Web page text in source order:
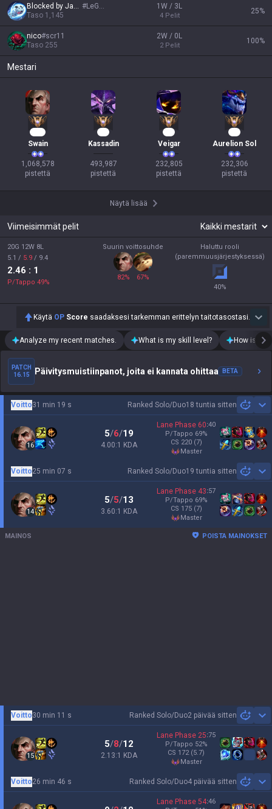
Blocked by James #LeGod
Taso 1,145
1W / 3L
4 Pelit
25%
nico#scr11
Taso 255
2W / 0L
2 Pelit
100%
Mestari
Swain
1,068,578
pistettä
Kassadin
493,987
pistettä
Veigar
232,805
pistettä
Aurelion Sol
232,306
pistettä
Näytä lisää
Viimeisimmät pelit
20G 12W 8L
5.1 / 5.9 / 9.4
2.46 : 1
P/Tappo 49%
Suurin voittosuhde
82% 67%
Haluttu rooli
(paremmuusjärjestyksessä)
40%
Käytä OP Score saadaksesi tarkemman erittelyn taitotasostasi.
Analyze my recent matches. What is my skill level? How is my
PATCH
16.15
Päivitysmuistiinpanot, joita ei kannata ohittaa BETA
Ranked Solo/Duo18 tuntia sitten
Voitto31 min 19 s
16
5/6/19
4.00:1 KDA
Lane Phase 60:40
P/Tappo 69%
CS 220 (7)
master
Ranked Solo/Duo19 tuntia sitten
Voitto25 min 07 s
14
5/5/13
3.60:1 KDA
Lane Phase 43:57
P/Tappo 69%
CS 175 (7)
master
MAINOS POISTA MAINOKSET
Ranked Solo/Duo2 päivää sitten
Voitto30 min 11 s
15
5/8/12
2.13:1 KDA
Lane Phase 25:75
P/Tappo 52%
CS 172 (5.7)
master
Ranked Solo/Duo4 päivää sitten
Voitto26 min 46 s
Lane Phase 54:46